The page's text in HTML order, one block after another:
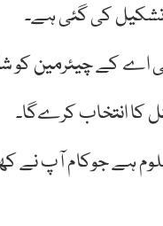
تشکیل کی گئی ہے۔
بی اے کے چیئرمین کو
کا انتخاب کرےگا۔
ہے جوکام آپ نے